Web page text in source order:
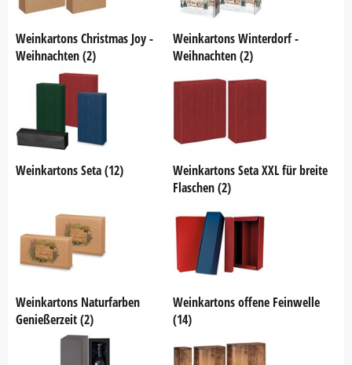
Weinkartons Christmas Joy -
Weihnachten (2)
Weinkartons Winterdorf -
Weihnachten (2)
Weinkartons Seta (12)
Weinkartons Seta XXL für breite
Flaschen (2)
Weinkartons Naturfarben
Genießerzeit (2)
Weinkartons offene Feinwelle
(14)